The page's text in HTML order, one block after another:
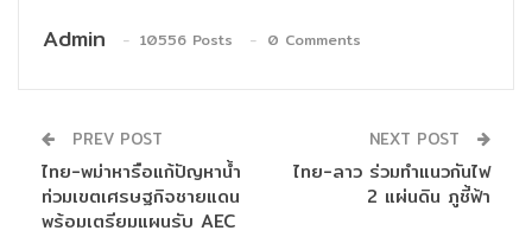
Admin 10556 Posts 0 Comments
PREV POST
ไทย-พม่าหารือแก้ปัญหาน้ำ
ท่วมเขตเศรษฐกิจชายแดน
พร้อมเตรียมแผนรับ AEC
NEXT POST
ไทย-ลาว ร่วมทำแนวกันไฟ
2 แผ่นดิน ภูชี้ฟ้า